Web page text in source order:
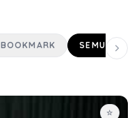
BOOKMARK SEMUA
☆